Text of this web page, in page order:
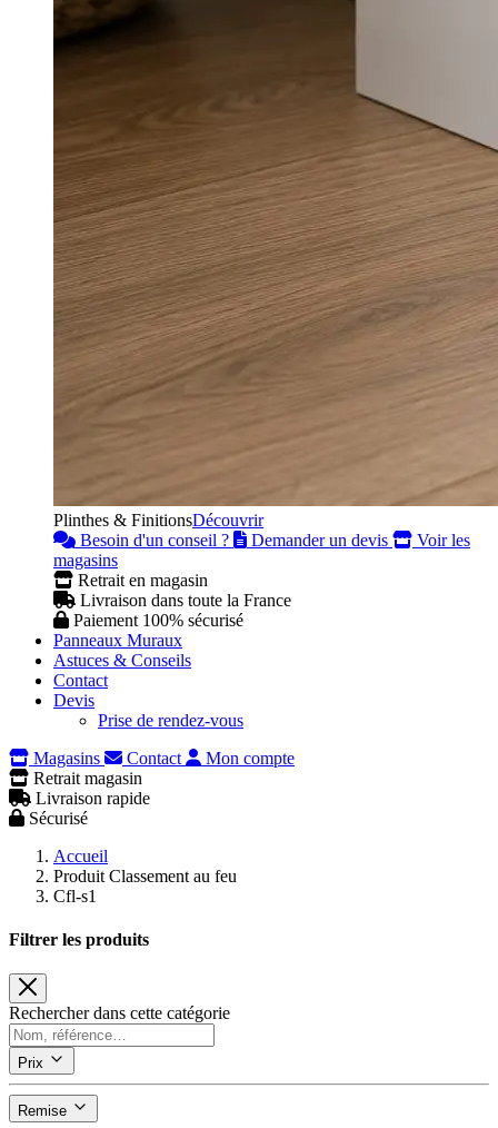
Plinthes & FinitionsDécouvrir
Besoin d'un conseil ?
Demander un devis
Voir les
magasins
Retrait en magasin
Livraison dans toute la France
Paiement 100% sécurisé
Panneaux Muraux
Astuces & Conseils
Contact
Devis
Prise de rendez-vous
Magasins
Contact
Mon compte
Retrait magasin
Livraison rapide
Sécurisé
Accueil
Produit Classement au feu
Cfl-s1
Filtrer les produits
Rechercher dans cette catégorie
Prix
Remise